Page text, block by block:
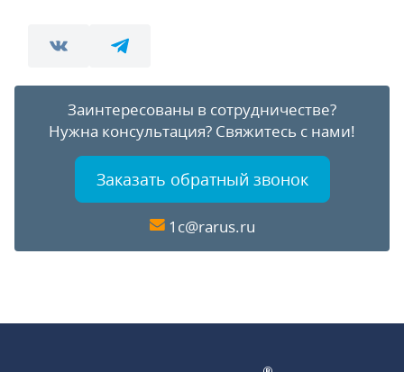
Заинтересованы в сотрудничестве?
Нужна консультация? Свяжитесь с нами!
Заказать обратный звонок
1c@rarus.ru